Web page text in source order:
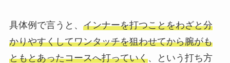
具体例で言うと、 インナーを打つことをわざと分
かりやすくしてワンタッチを狙わせてから腕がも
ともとあったコースへ打っていく、という打ち方